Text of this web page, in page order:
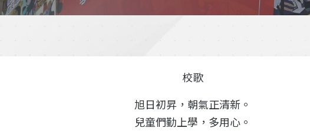
校歌
旭日初昇，朝氣正清新。
兒童們勤上學，多用心。